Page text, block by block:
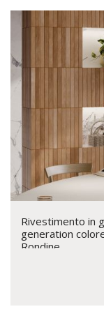
Rivestimento in
generation
Rondine